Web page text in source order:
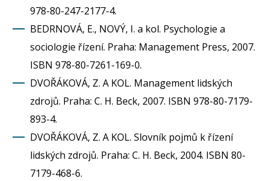
978-80-247-2177-4.
BEDRNOVÁ, E., NOVÝ, I. a kol. Psychologie a
sociologie řízení. Praha: Management Press, 2007.
ISBN 978-80-7261-169-0.
DVOŘÁKOVÁ, Z. A KOL. Management lidských
zdrojů. Praha: C. H. Beck, 2007. ISBN 978-80-7179-
893-4.
DVOŘÁKOVÁ, Z. A KOL. Slovník pojmů k řízení
lidských zdrojů. Praha: C. H. Beck, 2004. ISBN 80-
7179-468-6.